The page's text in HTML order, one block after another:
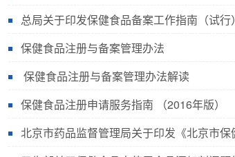
总局关于印发保健食品备案工作指南（试
保健食品注册与备案管理办法
保健食品注册与备案管理办法解读
保健食品注册申请服务指南 （2016年版）
北京市药品监督管理局关于印发《北京市